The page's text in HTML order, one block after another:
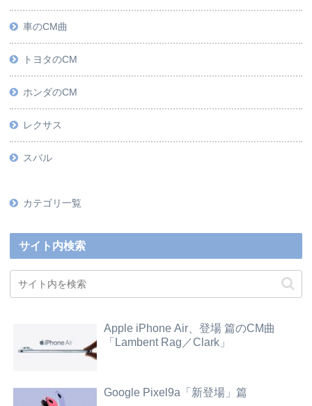
車のCM曲
トヨタのCM
ホンダのCM
レクサス
スバル
カテゴリ一覧
サイト内検索
Apple iPhone Air、登場 篇のCM曲
「Lambent Rag／Clark」
Google Pixel9a「新登場」篇